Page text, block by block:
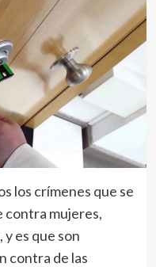
los crímenes que se
mujeres,
es que son
contra de las